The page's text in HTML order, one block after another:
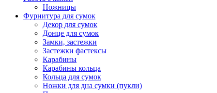
Ножницы
Фурнитура для сумок
Декор для сумок
Донце для сумок
Замки, застежки
Застежки фастексы
Карабины
Карабины кольца
Кольца для сумок
Ножки для дна сумки (пукли)